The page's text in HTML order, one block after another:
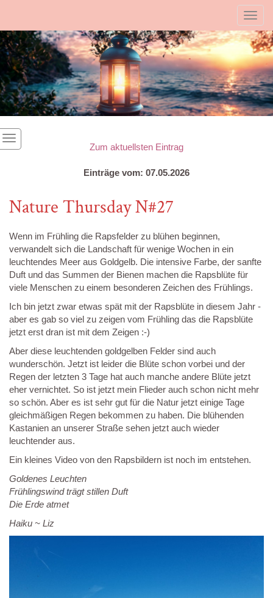
Zum aktuellsten Eintrag
Einträge vom: 07.05.2026
Nature Thursday N#27
Wenn im Frühling die Rapsfelder zu blühen beginnen,
verwandelt sich die Landschaft für wenige Wochen in ein
leuchtendes Meer aus Goldgelb. Die intensive Farbe, der sanfte
Duft und das Summen der Bienen machen die Rapsblüte für
viele Menschen zu einem besonderen Zeichen des Frühlings.
Ich bin jetzt zwar etwas spät mit der Rapsblüte in diesem Jahr -
aber es gab so viel zu zeigen vom Frühling das die Rapsblüte
jetzt erst dran ist mit dem Zeigen :-)
Aber diese leuchtenden goldgelben Felder sind auch
wunderschön. Jetzt ist leider die Blüte schon vorbei und der
Regen der letzten 3 Tage hat auch manche andere Blüte jetzt
eher vernichtet. So ist jetzt mein Flieder auch schon nicht mehr
so schön. Aber es ist sehr gut für die Natur jetzt einige Tage
gleichmäßigen Regen bekommen zu haben. Die blühenden
Kastanien an unserer Straße sehen jetzt auch wieder
leuchtender aus.
Ein kleines Video von den Rapsbildern ist noch im entstehen.
Goldenes Leuchten
Frühlingswind trägt stillen Duft
Die Erde atmet
Haiku ~ Liz